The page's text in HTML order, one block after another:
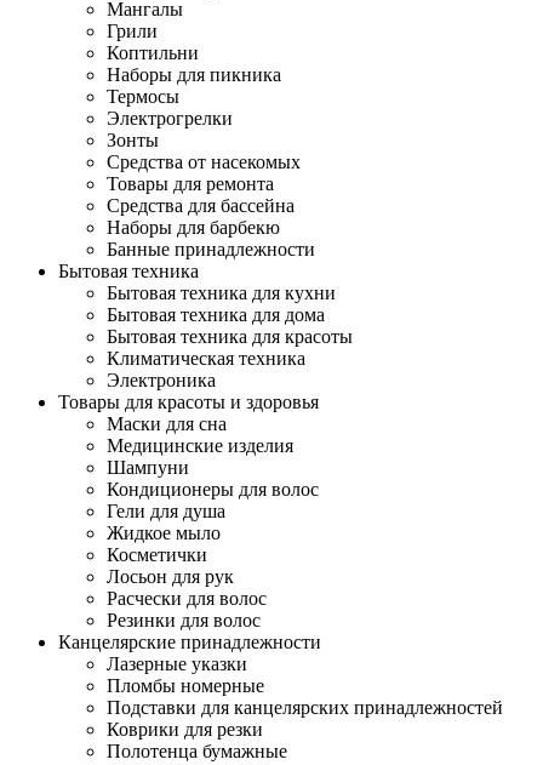
Мангалы
Грили
Коптильни
Наборы для пикника
Термосы
Электрогрелки
Зонты
Средства от насекомых
Товары для ремонта
Средства для бассейна
Наборы для барбекю
Банные принадлежности
Бытовая техника
Бытовая техника для кухни
Бытовая техника для дома
Бытовая техника для красоты
Климатическая техника
Электроника
Товары для красоты и здоровья
Маски для сна
Медицинские изделия
Шампуни
Кондиционеры для волос
Гели для душа
Жидкое мыло
Косметички
Лосьон для рук
Расчески для волос
Резинки для волос
Канцелярские принадлежности
Лазерные указки
Пломбы номерные
Подставки для канцелярских принадлежностей
Коврики для резки
Полотенца бумажные